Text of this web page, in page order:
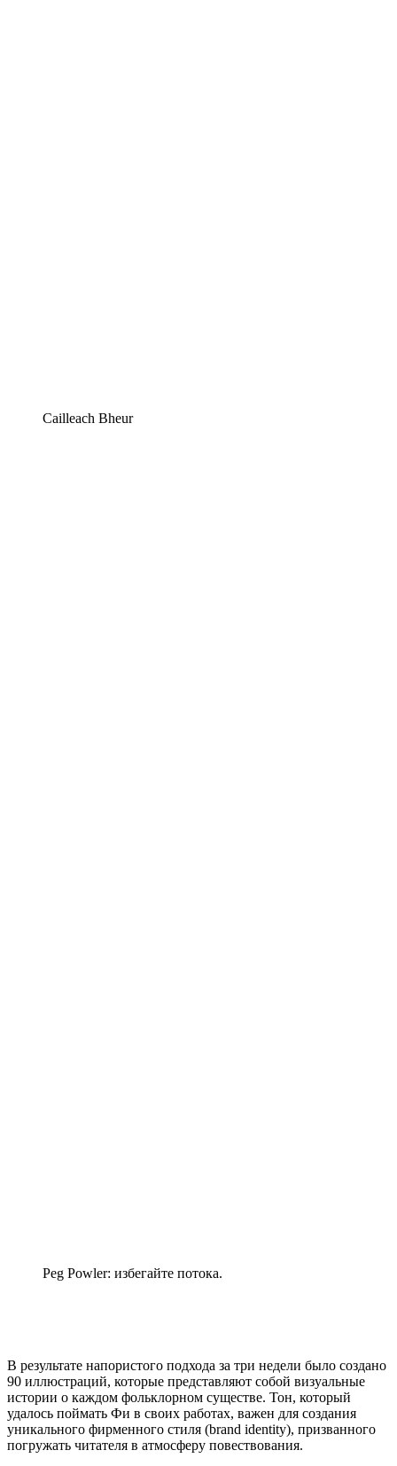
Cailleach Bheur
Peg Powler: избегайте потока.
В результате напористого подхода за три недели было создано
90 иллюстраций, которые представляют собой визуальные
истории о каждом фольклорном существе. Тон, который
удалось поймать Фи в своих работах, важен для создания
уникального фирменного стиля (brand identity), призванного
погружать читателя в атмосферу повествования.